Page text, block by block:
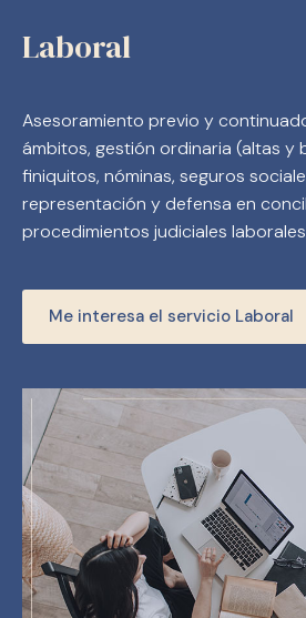
Laboral
Asesoramiento previo y
ámbitos, gestión ordinaria (altas y
finiquitos, nóminas, seguros
representación y defensa en
procedimientos judiciales
Me interesa el servicio Laboral